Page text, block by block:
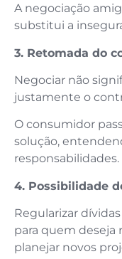
A negociação
substitui a
3. Retomada do
Negociar não
justamente o
O consumidor
solução,
responsabilidades.
4. Possibilidade
Regularizar
para quem deseja
planejar novos